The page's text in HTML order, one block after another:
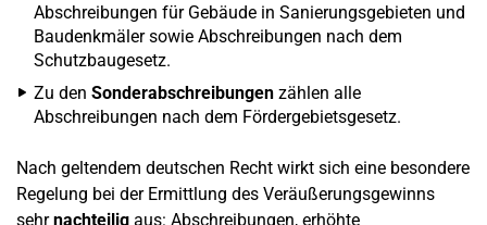
Abschreibungen für Gebäude in Sanierungsgebieten und
Baudenkmäler sowie Abschreibungen nach dem
Schutzbaugesetz.
Zu den Sonderabschreibungen zählen alle
Abschreibungen nach dem Fördergebietsgesetz.
Nach geltendem deutschen Recht wirkt sich eine besondere
Regelung bei der Ermittlung des Veräußerungsgewinns
sehrnachteilig aus: Abschreibungen, erhöhte